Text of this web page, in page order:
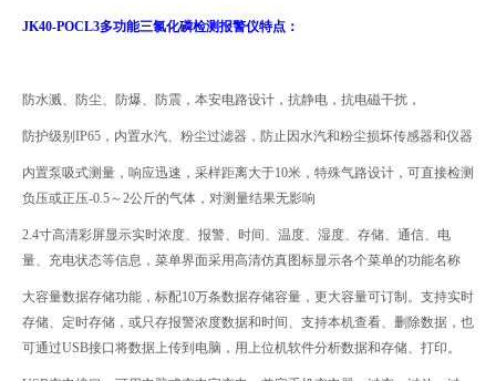
JK40-POCL3多功能三氯化磷检测报警仪特点：
防水溅、防尘、防爆、防震，本安电路设计，抗静电，抗电磁干扰，
防护级别IP65 ，内置水汽、粉尘过滤器，防止因水汽和粉尘损坏传感器和仪器
内置泵吸式测量，响应迅速，采样距离大于10米，特殊气路设计，可直接检测
负压或正压-0.5～2公斤的气体，对测量结果无影响
2.4寸高清彩屏显示实时浓度、报警、时间、温度、湿度、存储、通信、电
量、 充电状态等信息，菜单界面采用高清仿真图标显示各个菜单的功能名称
大容量数据存储功能，标配10万条数据存储容量，更大容量可订制。支持实时
存储、定时存储，或只存报警浓度数据和时间、支持本机查看、删除数据， 也
可通过USB接口将数据上传到电脑，用上位机软件分析数据和存储、打印。